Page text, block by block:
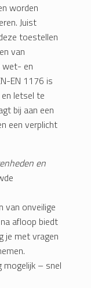
worden
Juist
toestellen
van
wet- en
EN 1176 is
letsel te
bij aan een
een verplicht
en
van onveilige
afloop biedt
je met vragen
mogelijk – snel